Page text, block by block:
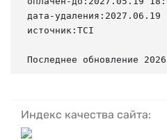
дата-удаления:2027.06.19
источник:TCI
Последнее обновление
Индекс качества сайта: